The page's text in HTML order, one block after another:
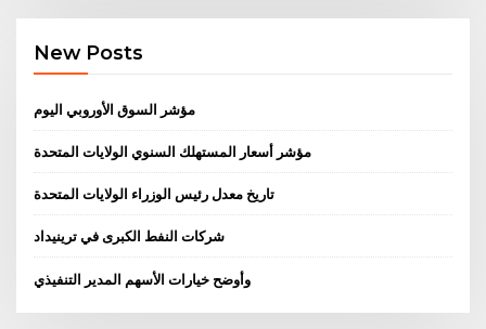
New Posts
مؤشر السوق الأوروبي اليوم
مؤشر أسعار المستهلك السنوي الولايات المتحدة
تاريخ معدل رئيس الوزراء الولايات المتحدة
شركات النفط الكبرى في ترينيداد
وأوضح خيارات الأسهم المدير التنفيذي